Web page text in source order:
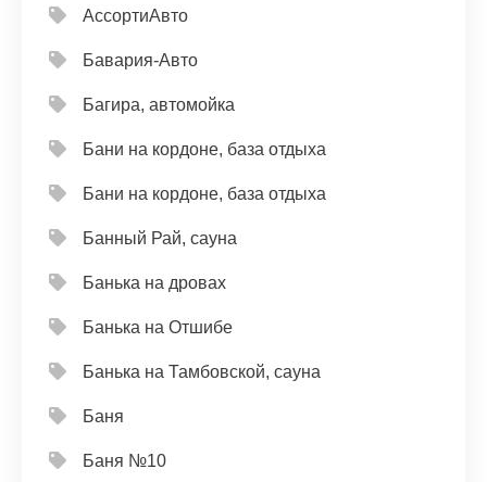
АссортиАвто
Бавария-Авто
Багира, автомойка
Бани на кордоне, база отдыха
Бани на кордоне, база отдыха
Банный Рай, сауна
Банька на дровах
Банька на Отшибе
Банька на Тамбовской, сауна
Баня
Баня №10